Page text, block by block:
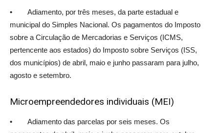
• Adiamento, por três meses, da parte estadual e
municipal do Simples Nacional. Os pagamentos do Imposto
sobre a Circulação de Mercadorias e Serviços (ICMS,
pertencente aos estados) do Imposto sobre Serviços (ISS,
dos municípios) de abril, maio e junho passaram para julho,
agosto e setembro.
Microempreendedores individuais (MEI)
• Adiamento das parcelas por seis meses. Os